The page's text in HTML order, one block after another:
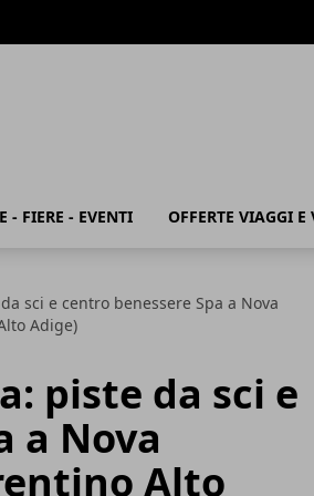
- FIERE - EVENTI OFFERTE VIAGGI E
sci e centro benessere Spa a Nova
Adige)
piste da sci e
a Nova
Alto